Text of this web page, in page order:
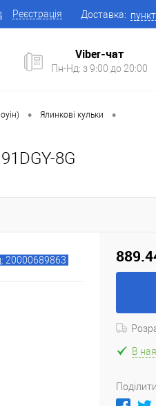
Реєстрація Доставка:
Viber-чат
Пн-Нд: з 9:00 до 20:00
• Ялинкові кульки •
8G
20000689863
В